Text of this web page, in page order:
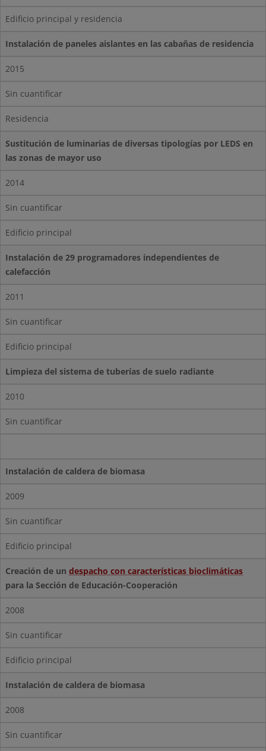
Edificio principal y residencia
Instalación de paneles aislantes en las cabañas de residencia
2015
Sin cuantificar
Residencia
Sustitución de luminarias de diversas tipologías por LEDS en
las zonas de mayor uso
2014
Sin cuantificar
Edificio principal
Instalación de 29 programadores independientes de
calefacción
2011
Sin cuantificar
Edificio principal
Limpieza del sistema de tuberías de suelo radiante
2010
Sin cuantificar
Instalación de caldera de biomasa
2009
Sin cuantificar
Edificio principal
Creación de un despacho con características bioclimáticas
para la Sección de Educación-Cooperación
2008
Sin cuantificar
Edificio principal
Instalación de caldera de biomasa
2008
Sin cuantificar